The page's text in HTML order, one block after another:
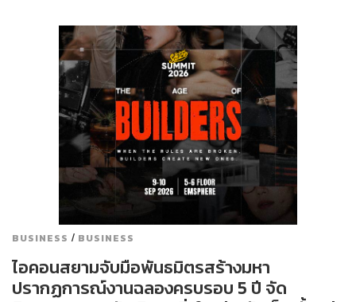
BUSINESS / BUSINESS
ไอคอนสยามจับมือพันธมิตรสร้างมหา
ปรากฏการณ์งานฉลองครบรอบ 5 ปี จัด